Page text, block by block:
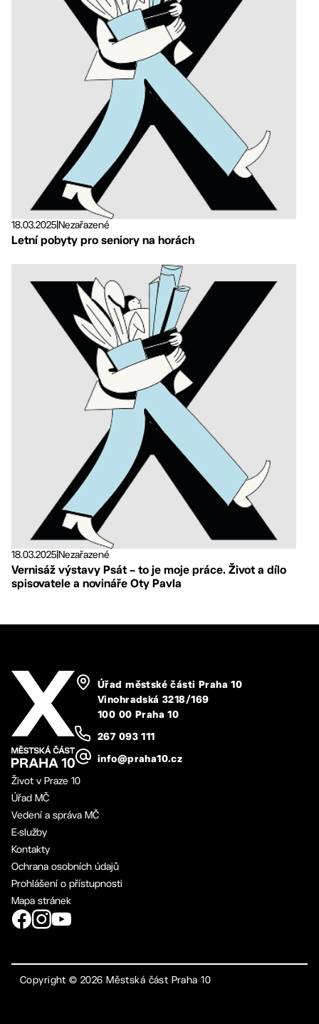
18.03.2025Nezařazené
Letní pobyty pro seniory na horách
18.03.2025Nezařazené
Vernisáž výstavy Psát – to je moje práce. Život a dílo
spisovatele a novináře Oty Pavla
Úřad městské části Praha 10
Vinohradská 3218/169
100 00 Praha 10
267 093 111
info@praha10.cz
Život v Praze 10
Úřad MČ
Vedení a správa MČ
E-služby
Kontakty
Ochrana osobních údajů
Prohlášení o přístupnosti
Mapa stránek
Copyright ©2026 Městská část Praha 10